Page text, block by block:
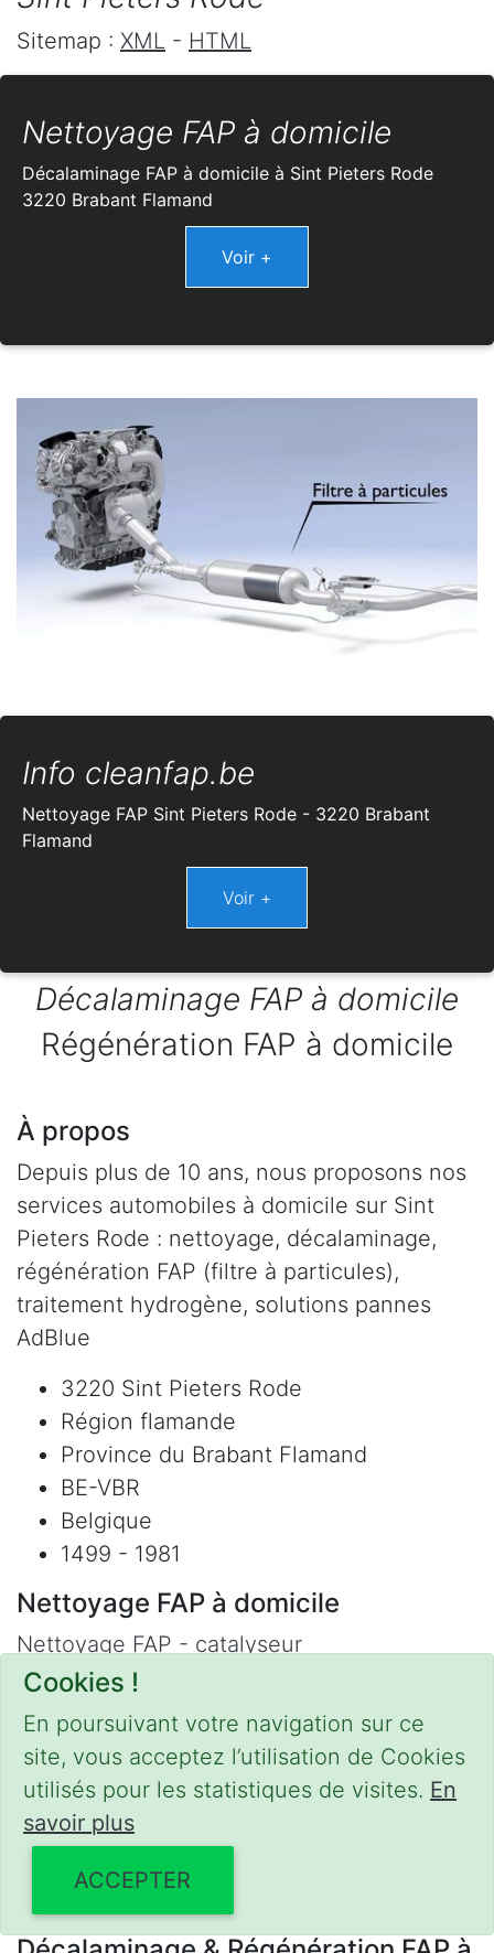
Cookies !
En poursuivant votre navigation sur ce
site, vous acceptez l’utilisation de Cookies
utilisés pour les statistiques de visites. En
savoir plus
ACCEPTER
Sitemap : XML - HTML
Nettoyage FAP à domicile
Décalaminage FAP à domicile à Sint Pieters Rode
3220 Brabant Flamand
Voir +
Info cleanfap.be
Nettoyage FAP Sint Pieters Rode - 3220 Brabant
Flamand
Décalaminage FAP à domicile
Régénération FAP à domicile
À propos
Depuis plus de 10 ans, nous proposons nos
services automobiles à domicile sur Sint
Pieters Rode : nettoyage, décalaminage,
régénération FAP (filtre à particules),
traitement hydrogène, solutions pannes
AdBlue
3220 Sint Pieters Rode
Région flamande
Province du Brabant Flamand
BE-VBR
Belgique
1499 - 1981
Nettoyage FAP à domicile
Nettoyage FAP - catalyseur
Régénération / Nettoyage FAP
Refus contrôle technique
Adblue
Nettoyage Hydrogène
Contact
Phone : 0475 47 20 19